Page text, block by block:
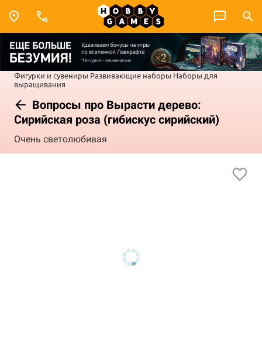
Фигурки и сувениры Развивающие наборы Наборы для
выращивания
Вопросы про Вырасти дерево:
Сирийская роза (гибискус сирийский)
Очень светолюбивая